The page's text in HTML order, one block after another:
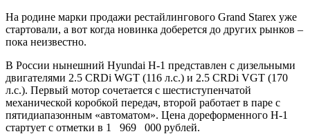
На родине марки продажи рестайлингового Grand Starex уже
стартовали, а вот когда новинка доберется до других рынков –
пока неизвестно.
В России нынешний Hyundai H-1 представлен с дизельными
двигателями 2.5 CRDi WGT (116 л.с.) и 2.5 CRDi VGT (170
л.с.). Первый мотор сочетается с шестиступенчатой
механической коробкой передач, второй работает в паре с
пятидиапазонным «автоматом». Цена дореформенного H-1
стартует с отметки в 1 969 000 рублей.